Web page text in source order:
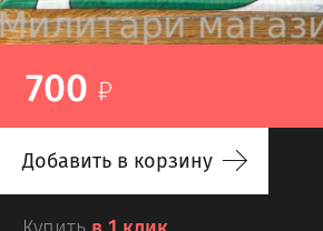
700
Добавить в корзину